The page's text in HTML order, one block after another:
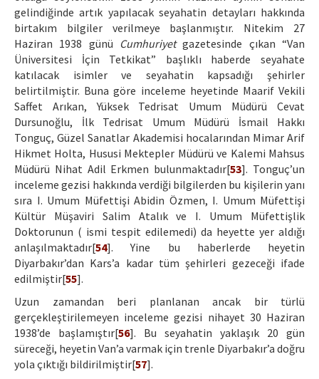
gelindiğinde artık yapılacak seyahatin detayları hakkında
birtakım bilgiler verilmeye başlanmıştır. Nitekim 27
Haziran 1938 günü Cumhuriyetgazetesinde çıkan “Van
Üniversitesi İçin Tetkikat” başlıklı haberde seyahate
katılacak isimler ve seyahatin kapsadığı şehirler
belirtilmiştir. Buna göre inceleme heyetinde Maarif Vekili
Saffet Arıkan, Yüksek Tedrisat Umum Müdürü Cevat
Dursunoğlu, İlk Tedrisat Umum Müdürü İsmail Hakkı
Tonguç, Güzel Sanatlar Akademisi hocalarından Mimar Arif
Hikmet Holta, Hususi Mektepler Müdürü ve Kalemi Mahsus
Müdürü Nihat Adil Erkmen bulunmaktadır[53]. Tonguç’un
inceleme gezisi hakkında verdiği bilgilerden bu kişilerin yanı
sıra I. Umum Müfettişi Abidin Özmen, I. Umum Müfettişi
Kültür Müşaviri Salim Atalık ve I. Umum Müfettişlik
Doktorunun ( ismi tespit edilemedi) da heyette yer aldığı
anlaşılmaktadır[54]. Yine bu haberlerde heyetin
Diyarbakır’dan Kars’a kadar tüm şehirleri gezeceği ifade
edilmiştir[55].
Uzun zamandan beri planlanan ancak bir türlü
gerçekleştirilemeyen inceleme gezisi nihayet 30 Haziran
1938’de başlamıştır[56]. Bu seyahatin yaklaşık 20 gün
süreceği, heyetin Van’a varmak için trenle Diyarbakır’a doğru
yola çıktığı bildirilmiştir[57].